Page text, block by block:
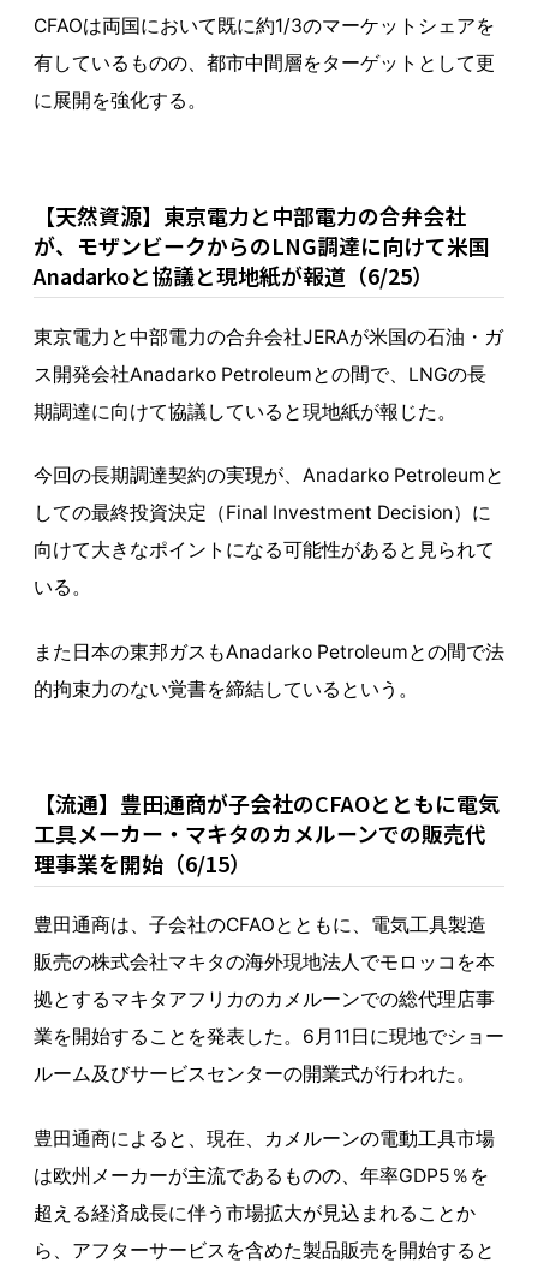
CFAOは両国において既に約1/3のマーケットシェアを
有しているものの、都市中間層をターゲットとして更
に展開を強化する。
【天然資源】東京電力と中部電力の合弁会社
が、モザンビークからのLNG調達に向けて米国
Anadarkoと協議と現地紙が報道（6/25）
東京電力と中部電力の合弁会社JERAが米国の石油・ガ
ス開発会社Anadarko Petroleumとの間で、LNGの長
期調達に向けて協議していると現地紙が報じた。
今回の長期調達契約の実現が、Anadarko Petroleumと
しての最終投資決定（Final Investment Decision）に
向けて大きなポイントになる可能性があると見られて
いる。
また日本の東邦ガスもAnadarko Petroleumとの間で法
的拘束力のない覚書を締結しているという。
【流通】豊田通商が子会社のCFAOとともに電気
工具メーカー・マキタのカメルーンでの販売代
理事業を開始（6/15）
豊田通商は、子会社のCFAOとともに、電気工具製造
販売の株式会社マキタの海外現地法人でモロッコを本
拠とするマキタアフリカのカメルーンでの総代理店事
業を開始することを発表した。6月11日に現地でショー
ルーム及びサービスセンターの開業式が行われた。
豊田通商によると、現在、カメルーンの電動工具市場
は欧州メーカーが主流であるものの、年率GDP5％を
超える経済成長に伴う市場拡大が見込まれることか
ら、アフターサービスを含めた製品販売を開始すると